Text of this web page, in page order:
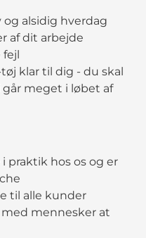
og alsidig hverdag
af dit arbejde
fejl
klar til dig - du skal
går meget i løbet af
praktik hos os og er
til alle kunder
mennesker at